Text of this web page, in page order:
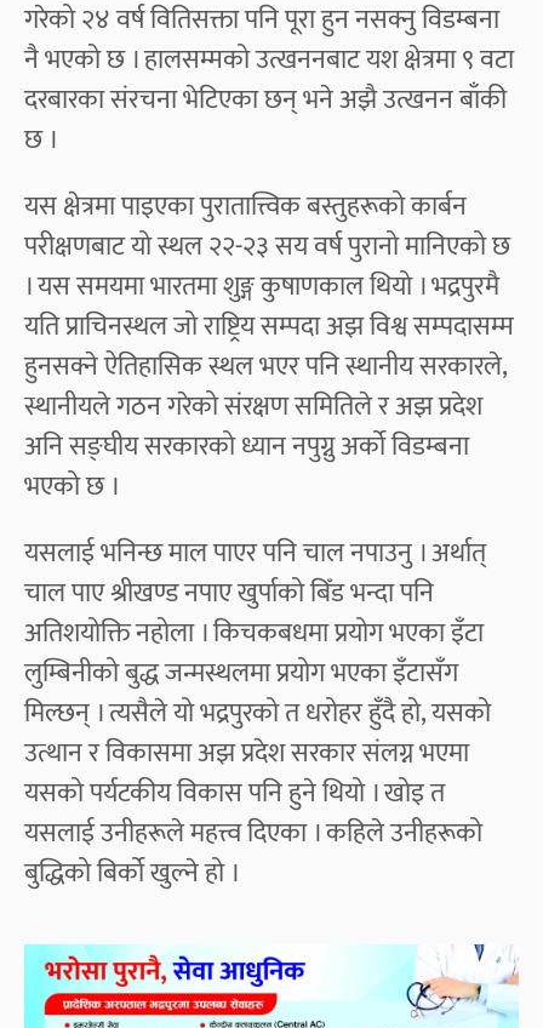
गरेको २४ वर्ष वितिसक्ता पनि पूरा हुन नसक्नु विडम्बना
नै भएको छ । हालसम्मको उत्खननबाट यश क्षेत्रमा ९ वटा
दरबारका संरचना भेटिएका छन् भने अझै उत्खनन बाँकी
छ ।
यस क्षेत्रमा पाइएका पुरातात्त्विक बस्तुहरूको कार्बन
परीक्षणबाट यो स्थल २२-२३ सय वर्ष पुरानो मानिएको छ
। यस समयमा भारतमा शुङ्ग कुषाणकाल थियो । भद्रपुरमै
यति प्राचिनस्थल जो राष्ट्रिय सम्पदा अझ विश्व सम्पदासम्म
हुनसक्ने ऐतिहासिक स्थल भएर पनि स्थानीय सरकारले,
स्थानीयले गठन गरेको संरक्षण समितिले र अझ प्रदेश
अनि सङ्घीय सरकारको ध्यान नपुग्नु अर्को विडम्बना
भएको छ ।
यसलाई भनिन्छ माल पाएर पनि चाल नपाउनु । अर्थात्
चाल पाए श्रीखण्ड नपाए खुर्पाको बिँड भन्दा पनि
अतिशयोक्ति नहोला । किचकबधमा प्रयोग भएका इँटा
लुम्बिनीको बुद्ध जन्मस्थलमा प्रयोग भएका इँटासँग
मिल्छन् । त्यसैले यो भद्रपुरको त धरोहर हुँदै हो, यसको
उत्थान र विकासमा अझ प्रदेश सरकार संलग्न भएमा
यसको पर्यटकीय विकास पनि हुने थियो । खोइ त
यसलाई उनीहरूले महत्त्व दिएका । कहिले उनीहरूको
बुद्धिको बिर्को खुल्ने हो ।